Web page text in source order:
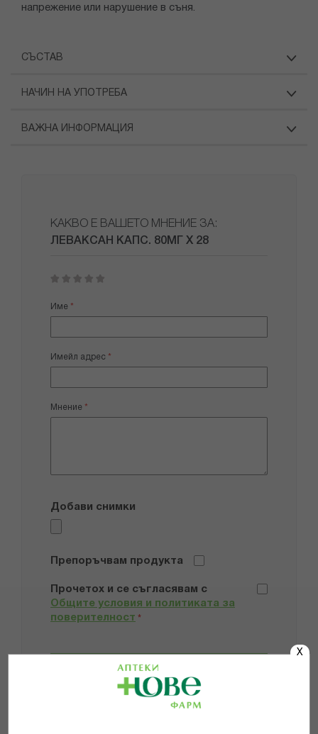
X
напрежение или нарушение в съня.
СЪСТАВ
НАЧИН НА УПОТРЕБА
ВАЖНА ИНФОРМАЦИЯ
КАКВО Е ВАШЕТО МНЕНИЕ ЗА:
ЛЕВАКСАН КАПС. 80МГ Х 28
star
stars
stars
stars
stars
Име
Имейл адрес
Мнение
Добави снимки
Препоръчвам продукта
Прочетох и се съгласявам с
Общите условия и политиката за
поверителност *
ИЗПРАТИ